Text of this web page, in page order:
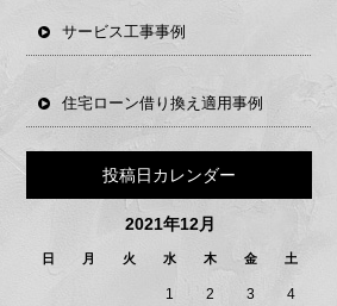
サービス工事事例
住宅ローン借り換え適用事例
投稿日カレンダー
2021年12月
日 月 火 水 木 金 土
1 2 3 4